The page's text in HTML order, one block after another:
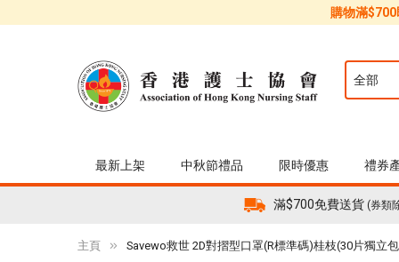
購物滿
最新上架 中秋節禮品 限時優惠 禮券
滿$700免費送貨 (券類
主頁 Savewo救世 2D對摺型口罩(R標準碼)桂枝(30片獨立